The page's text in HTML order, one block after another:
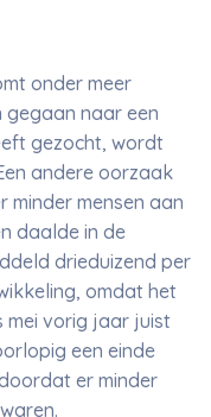
onder meer
gegaan naar een
gezocht, wordt
andere oorzaak
mensen aan
daalde in de
drieduizend per
omdat het
mei vorig jaar juist
een einde
er minder